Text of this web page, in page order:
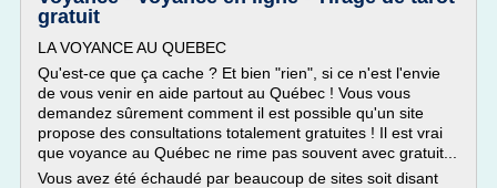
gratuit
LA VOYANCE AU QUEBEC
Qu'est-ce que ça cache ? Et bien "rien", si ce n'est l'envie
de vous venir en aide partout au Québec ! Vous vous
demandez sûrement comment il est possible qu'un site
propose des consultations totalement gratuites ! Il est vrai
que voyance au Québec ne rime pas souvent avec gratuit...
Vous avez été échaudé par beaucoup de sites soit disant